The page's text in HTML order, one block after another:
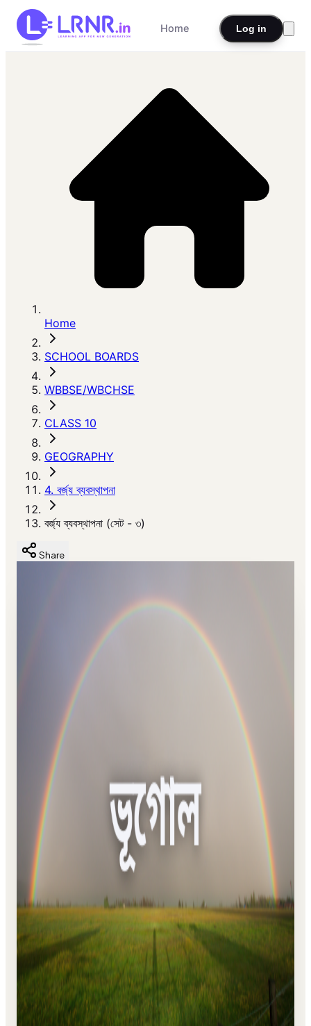
Home Log in
Home
SCHOOL BOARDS
WBBSE/WBCHSE
CLASS 10
GEOGRAPHY
4. বর্জ্য ব্যবস্থাপনা
বর্জ্য ব্যবস্থাপনা (সেট - ৩)
Share